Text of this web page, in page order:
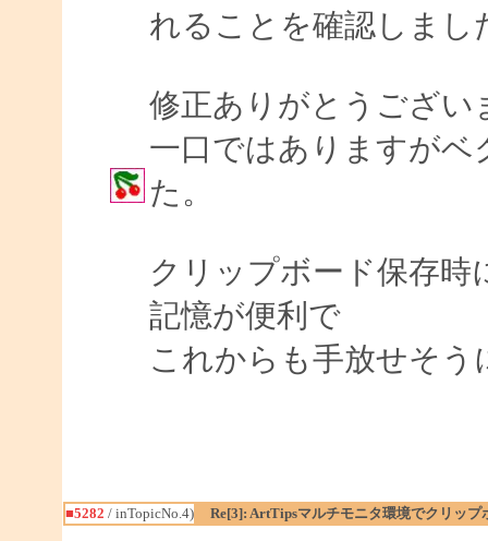
れることを確認しまし
修正ありがとうござい
一口ではありますが
た。
クリップボード保存時
記憶が便利で
これからも手放せそう
■5282 / inTopicNo.4) Re[3]: ArtTipsマルチモニタ環境でクリッ